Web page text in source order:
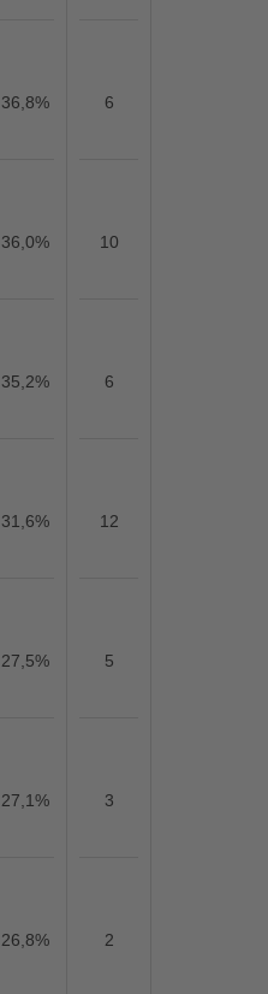
36,8% 6
36,0% 10
35,2% 6
31,6% 12
27,5% 5
27,1% 3
26,8% 2